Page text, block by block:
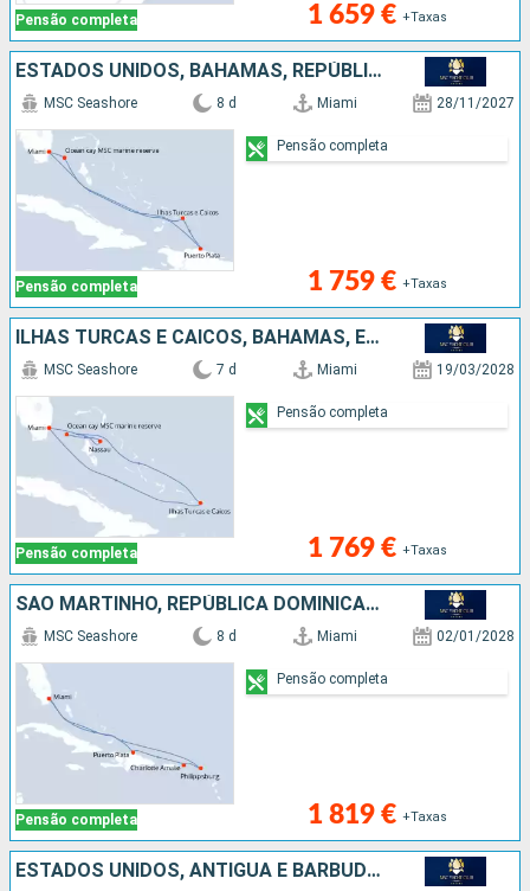
Pensão completa 1 659 € +Taxas
ESTADOS UNIDOS, BAHAMAS, REPÚBLICA DOMINICANA, ILHAS TURCAS E CAICOS
Pensão completa
MSC Seashore 8 d Miami 28/11/2027
1 759 € +Taxas
Pensão completa
ILHAS TURCAS E CAICOS, BAHAMAS, ESTADOS UNIDOS
Pensão completa
MSC Seashore 7 d Miami 19/03/2028
1 769 € +Taxas
Pensão completa
SÃO MARTINHO, REPÚBLICA DOMINICANA, ESTADOS UNIDOS
Pensão completa
MSC Seashore 8 d Miami 02/01/2028
1 819 € +Taxas
Pensão completa
ESTADOS UNIDOS, ANTÍGUA E BARBUDA, REPÚBLICA DOMINICANA